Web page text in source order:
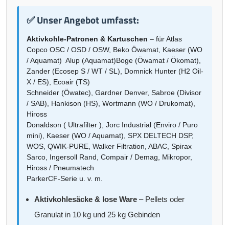
✅ Unser Angebot umfasst:
Aktivkohle-Patronen & Kartuschen – für Atlas
Copco OSC / OSD / OSW, Beko Öwamat, Kaeser (WO
/ Aquamat) Alup (Aquamat)Boge (Öwamat / Ökomat),
Zander (Ecosep S / WT / SL), Domnick Hunter (H2 Oil-
X / ES), Ecoair (TS)
Schneider (Öwatec), Gardner Denver, Sabroe (Divisor
/ SAB), Hankison (HS), Wortmann (WO / Drukomat),
Hiross
Donaldson ( Ultrafilter ), Jorc Industrial (Enviro / Puro
mini), Kaeser (WO / Aquamat), SPX DELTECH DSP,
WOS, QWIK-PURE, Walker Filtration, ABAC, Spirax
Sarco, Ingersoll Rand, Compair / Demag, Mikropor,
Hiross / Pneumatech
ParkerCF-Serie u. v. m.
Aktivkohlesäcke & lose Ware – Pellets oder
Granulat in 10 kg und 25 kg Gebinden